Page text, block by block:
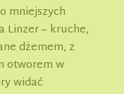
mniejszych
Linzer – kruche,
dżemem, z
otworem w
widać